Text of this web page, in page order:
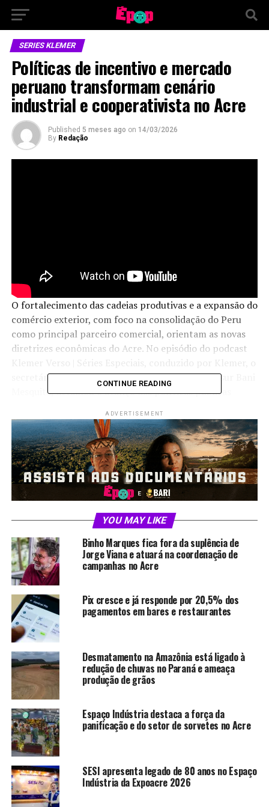
SERIES KLEMER
Políticas de incentivo e mercado
peruano transformam cenário
industrial e cooperativista no Acre
Published 5 meses ago on 14/03/2026
By Redação
O fortalecimento das cadeias produtivas e a expansão do
comércio exterior, com foco na consolidação do Peru
como principal parceiro comercial, orientam as novas
diretrizes econômicas do Acre. No episódio do podcast
secretário de Indústria, Ciência e Tecnologia, Assur Bani
Mesquita, detalhou o avanço das políticas públicas
Atualmente, o mercado peruano absorve 30% das
exportações do estado, com forte concentração no
setor de carne suína, enquanto novas frentes de
produção buscam escala para o comércio internacional.
A estrutura de fomento atual baseia-se em mecanismos
de desoneração fiscal e compras governamentais que
buscam dar competitividade ao empresariado local. O
atue como comprador direto da indústria regional,
enquanto incentivos fiscais permitem a redução de até
95% do ICMS para empreendimentos instalados no
terrenos e infraestrutura em zonas estratégicas, como a
Zona de Processamento de Exportação (ZPE), que
voltou a registrar movimentações positivas e atração de
empresas focadas no mercado global.
O modelo de gestão dos negócios passou por uma
mudança de paradigma, priorizando a iniciativa privada
e o associativismo em detrimento de empresas geridas
diretamente pelo poder público. Experiências anteriores
mostraram que empreendimentos com DNA
empresarial, como o caso da Dom Porquito, apresentam
estatais. “O papel do governo é cuidar do ambiente,
deixá-lo atrativo e bom para o empreendedor trabalhar,
CONTINUE READING
ADVERTISEMENT
YOU MAY LIKE
Binho Marques fica fora da suplência de
Jorge Viana e atuará na coordenação de
campanhas no Acre
Pix cresce e já responde por 20,5% dos
pagamentos em bares e restaurantes
Desmatamento na Amazônia está ligado à
redução de chuvas no Paraná e ameaça
produção de grãos
Espaço Indústria destaca a força da
panificação e do setor de sorvetes no Acre
SESI apresenta legado de 80 anos no Espaço
Indústria da Expoacre 2026